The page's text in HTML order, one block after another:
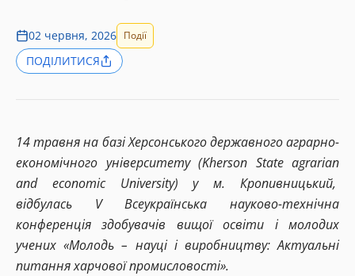
02 червня, 2026 Події
ПОДІЛИТИСЯ
14 травня на базі Херсонського державного аграрно-
економічного університету (Kherson State agrarian
and economic University) у м. Кропивницький,
відбулась V Всеукраїнська науково-технічна
конференція здобувачів вищої освіти і молодих
учених «Молодь – науці і виробництву: Актуальні
питання харчової промисловості».